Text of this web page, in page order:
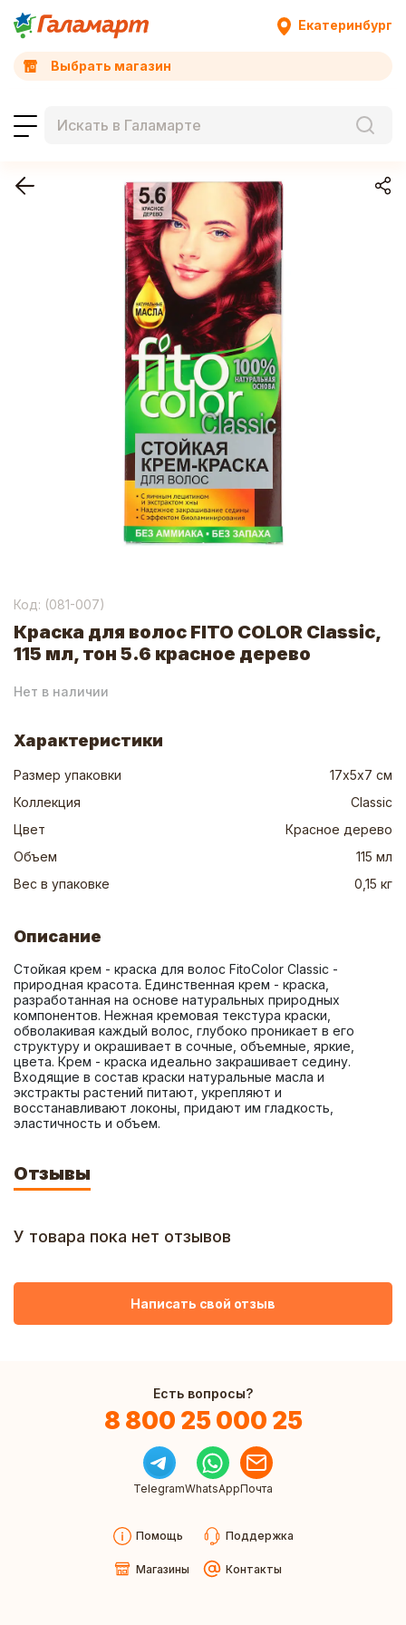
Екатеринбург
Выбрать магазин
Код: (081-007)
Краска для волос FITO COLOR Classic,
115 мл, тон 5.6 красное дерево
Нет в наличии
Характеристики
Размер упаковки
17х5х7 см
Коллекция
Classic
Цвет
Красное дерево
Объем
115 мл
Вес в упаковке
0,15 кг
Описание
Стойкая крем - краска для волос FitoColor Classic -
природная красота. Единственная крем - краска,
разработанная на основе натуральных природных
компонентов. Нежная кремовая текстура краски,
обволакивая каждый волос, глубоко проникает в его
структуру и окрашивает в сочные, объемные, яркие,
цвета. Крем - краска идеально закрашивает седину.
Входящие в состав краски натуральные масла и
экстракты растений питают, укрепляют и
восстанавливают локоны, придают им гладкость,
эластичность и объем.
Отзывы
У товара пока нет отзывов
Написать свой отзыв
Есть вопросы?
8 800 25 000 25
TelegramWhatsAppПочта
Помощь Поддержка
Магазины Контакты